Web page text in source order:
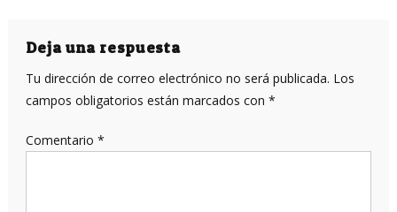
entradas
Deja una respuesta
Tu dirección de correo electrónico no será publicada. Los
campos obligatorios están marcados con *
Comentario *